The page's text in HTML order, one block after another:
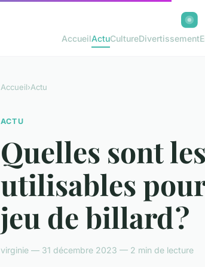
AccueilActuCultureDivertissement
Accueil›Actu
ACTU
Quelles sont
utilisables
jeu de billard ?
virginie — 31 décembre 2023 — 2 min de lecture